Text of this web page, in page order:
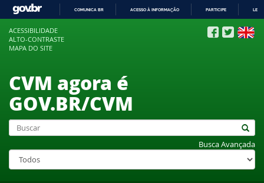
COMUNICA BR ACESSO À INFORMAÇÃO PARTICIPE
ACESSIBILIDADE
ALTO-CONTRASTE
MAPA DO SITE
CVM agora é
GOV.BR/CVM
Busca Avançada